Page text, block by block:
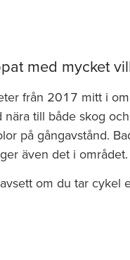
med mycket
från 2017 mitt i
till både skog och
på gångavstånd.
även det i området.
om du tar cykel